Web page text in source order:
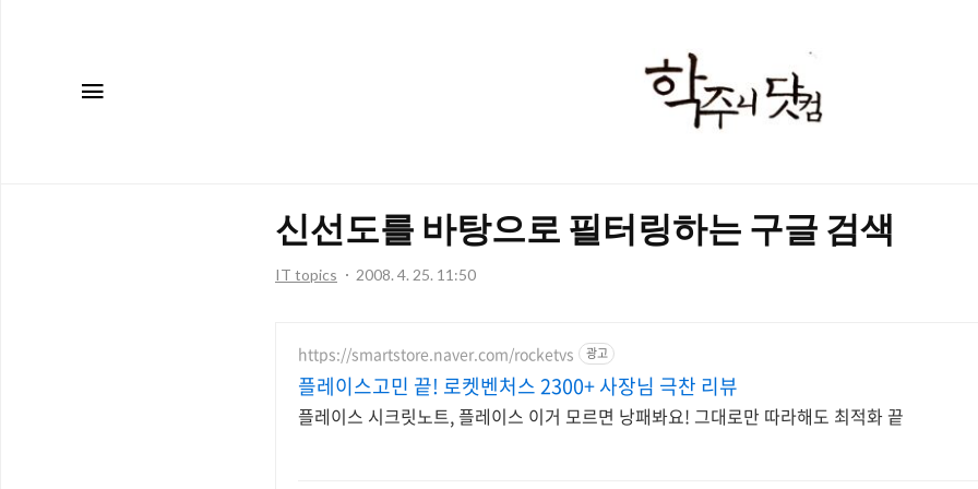
주
닷
컴
신선도를 바탕으로 필터링하는 구글 검색
IT topics 2008. 4. 25. 11:50
https://smartstore.naver.com/rocketvs 광고
플레이스고민 끝! 로켓벤처스 2300+ 사장님 극찬 리뷰
플레이스 시크릿노트, 플레이스 이거 모르면 낭패봐요! 그대로만 따라해도 최적화 끝